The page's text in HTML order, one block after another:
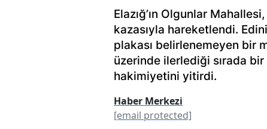
Elazığ’ın Olgunlar
kazasıyla hareketlendi.
plakası belirlenemeyen bir
üzerinde ilerlediği sırada
hakimiyetini yitirdi.
Haber Merkezi
[email protected]